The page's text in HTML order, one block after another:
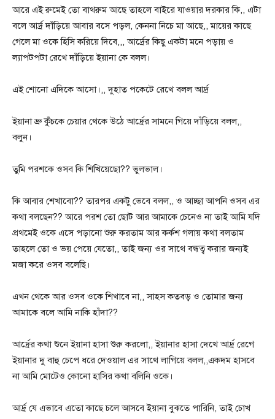
আরে এই রুমেই তো বাথরুম আছে তাহলে বাইরে যাওয়ার দরকার কি,, এটা
বলে আর্দ্র দাঁড়িয়ে আবার বসে পড়ল, কেননা নিচে মা আছে,, মায়ের কাছে
গেলে মা ওকে হিসি করিয়ে দিবে,,, আর্দ্রের কিছু একটা মনে পড়ায় ও
ল্যাপটপটা রেখে দাঁড়িয়ে ইয়ানা কে বলল।
এই শোনো এদিকে আসো।,, দুহাত পকেটে রেখে বলল আর্দ্র
ইয়ানা ভ্রু কুঁচকে চেয়ার থেকে উঠে আর্দ্রের সামনে গিয়ে দাঁড়িয়ে বলল,,
বলুন।
তুমি পরশকে ওসব কি শিখিয়েছো?? ভুলভাল।
কি আবার শেখাবো?? তারপর একটু ভেবে বলল,, ও আচ্ছা আপনি ওসব এর
কথা বলছেন?? আরে পরশ তো ছোট আর আমাকে চেনেও না তাই আমি যদি
প্রথমেই ওকে এসে পড়ানো শুরু করতাম আর কর্কশ গলায় কথা বলতাম
তাহলে তো ও ভয় পেয়ে যেতো,, তাই জন্য ওর সাথে বন্ধত্ব করার জন্যই
মজা করে ওসব বলেছি।
এখন থেকে আর ওসব ওকে শিখাবে না,, সাহস কতবড় ও তোমার জন্য
আমাকে বলে আমি নাকি হাঁদা??
আর্দ্রের কথা শুনে ইয়ানা হাসা শুরু করলো,, ইয়ানার হাসা দেখে আর্দ্র রেগে
ইয়ানার দু বাহু চেপে ধরে দেওয়াল এর সাথে লাগিয়ে বলল,,একদম হাসবে
না আমি মোটেও কোনো হাসির কথা বলিনি ওকে।
আর্দ্র যে এভাবে এতো কাছে চলে আসবে ইয়ানা বুঝতে পারিনি, তাই চোখ